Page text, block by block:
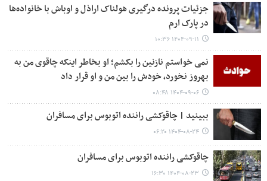
جزئیات پرونده درگیری هولناک اراذل و اوباش با خانواده‌ها
در پارک ارم
۱۴۰۴-۰۹-۱۱ ۱۰:۳۶
نمی خواستم نازنین را بکشم؛ او بخاطر اینکه چاقوی من به
بهروز نخورد، خودش را بین من و او قرار داد
۱۴۰۴-۰۹-۰۶ ۰۸:۴۸
ببینید | چاقوکشی راننده اتوبوس برای مسافران
۱۴۰۴-۰۸-۲۴ ۰۶:۲۰
چاقوکشی راننده اتوبوس برای مسافران
۱۴۰۴-۰۸-۲۳ ۱۶:۳۰